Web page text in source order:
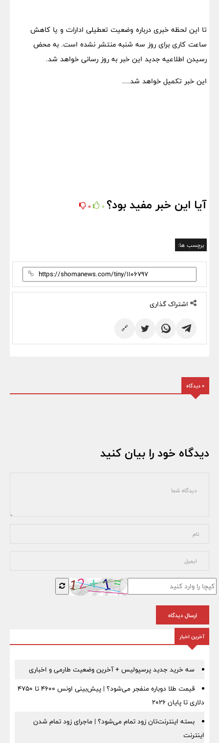
تا این لحظه خبری درباره وضعیت تعطیلی ادارات و یا کاهش
ساعت کاری برای روز سه شنبه منتشر نشده است. به محض
رسیدن اطلاعیه جدید این خبر به روز رسانی خواهد شد.
این خبر تکمیل خواهد شد....
آیا این خبر مفید بود؟ 0
0
برچسب ها:
اشتراک گذاری
🔗
0 دیدگاه
دیدگاه خود را بیان کنید
ارسال دیدگاه
آخرین اخبار
سه خرید جدید پرسپولیس + آخرین وضعیت طارمی و اخباری
قیمت طلا دوباره منفجر می‌شود؟ | پیش‌بینی اونس ۴۶۰۰ تا ۴۷۵۰
دلاری تا پایان ۲۰۲۶
بسته اینترنت‌تان زود تمام می‌شود؟ | ماجرای زود تمام شدن
اینترنت